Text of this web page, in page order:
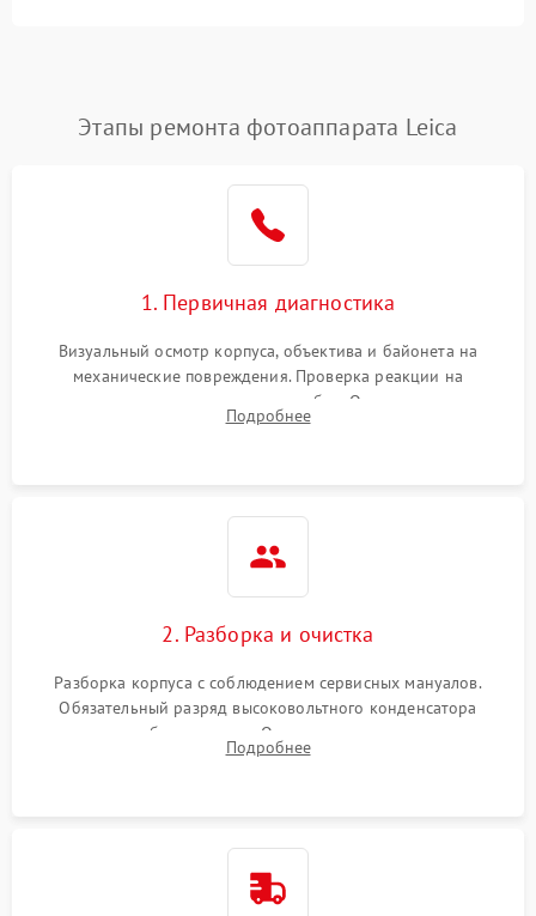
Этапы ремонта фотоаппарата Leica
1. Первичная диагностика
Визуальный осмотр корпуса, объектива и байонета на
механические повреждения. Проверка реакции на
включение, считывание кодов ошибок. Оценка состояния
матрицы и затвора, проверка работы автофокуса и вспышки.
Подробнее
2. Разборка и очистка
Разборка корпуса с соблюдением сервисных мануалов.
Обязательный разряд высоковольтного конденсатора
вспышки для безопасности. Очистка внутренних узлов от
пыли, песка и следов влаги с помощью спецсредств.
Подробнее